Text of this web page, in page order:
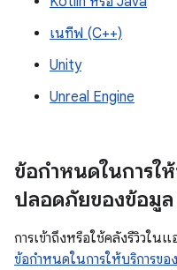
เนทีฟ (C++)
Unity
Unreal Engine
ข้อกำหนดในการใ
ปลอดภัยของข้อมูล
การเข้าถึงหรือใช้คลังรีวิวใน
ข้อกำหนดในการให้บริการข